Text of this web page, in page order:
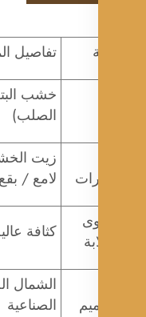
تفاصيل
خشب البتولا
زيت الخشب
لامع / بقع
كثافة عالية
الشمال الحديث،
الصناعية